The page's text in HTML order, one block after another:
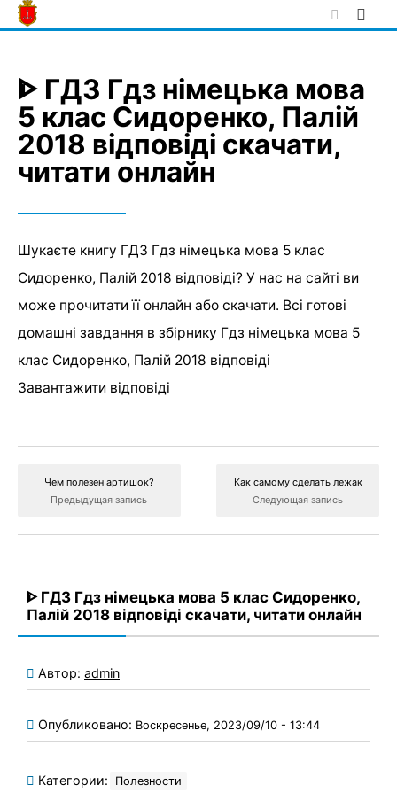
Skip
to
ᐈ ГДЗ Гдз німецька мова
5 клас Сидоренко, Палій
2018 відповіді скачати,
читати онлайн
Шукаєте книгу ГДЗ Гдз німецька мова 5 клас
Сидоренко, Палій 2018 відповіді? У нас на сайті ви
може прочитати її онлайн або скачати. Всі готові
домашні завдання в збірнику Гдз німецька мова 5
клас Сидоренко, Палій 2018 відповіді
Завантажити відповіді
Чем полезен артишок?
Предыдущая запись
Как самому сделать лежак
Следующая запись
ᐈ ГДЗ Гдз німецька мова 5 клас Сидоренко,
Палій 2018 відповіді скачати, читати онлайн
Автор: admin
Опубликовано: Воскресенье, 2023/09/10 - 13:44
Категории: Полезности